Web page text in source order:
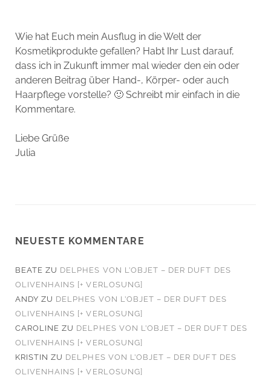
Wie hat Euch mein Ausflug in die Welt der
Kosmetikprodukte gefallen? Habt Ihr Lust darauf,
dass ich in Zukunft immer mal wieder den ein oder
anderen Beitrag über Hand-, Körper- oder auch
Haarpflege vorstelle? 🙂 Schreibt mir einfach in die
Kommentare.
Liebe Grüße
Julia
NEUESTE KOMMENTARE
BEATE ZU DELPHES VON L’OBJET – DER DUFT DES
OLIVENHAINS [+ VERLOSUNG]
ANDY ZU DELPHES VON L’OBJET – DER DUFT DES
OLIVENHAINS [+ VERLOSUNG]
CAROLINE ZU DELPHES VON L’OBJET – DER DUFT DES
OLIVENHAINS [+ VERLOSUNG]
KRISTIN ZU DELPHES VON L’OBJET – DER DUFT DES
OLIVENHAINS [+ VERLOSUNG]